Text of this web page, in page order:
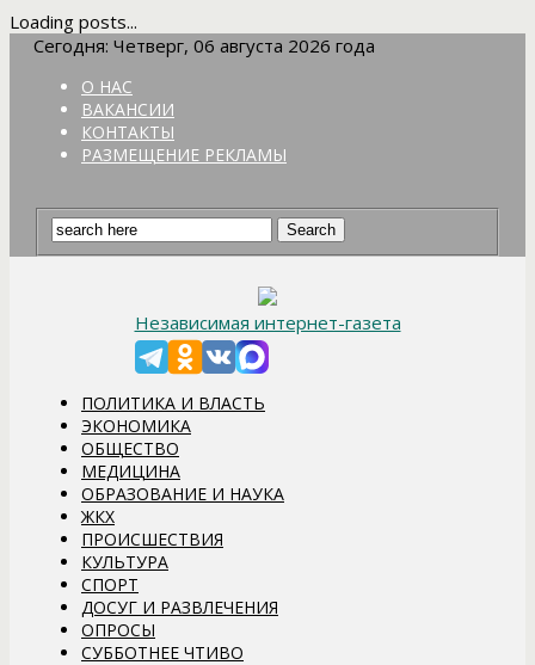
Loading posts...
Сегодня: Четверг, 06 августа 2026 года
О НАС
ВАКАНСИИ
КОНТАКТЫ
РАЗМЕЩЕНИЕ РЕКЛАМЫ
Независимая интернет-газета
ПОЛИТИКА И ВЛАСТЬ
ЭКОНОМИКА
ОБЩЕСТВО
МЕДИЦИНА
ОБРАЗОВАНИЕ И НАУКА
ЖКХ
ПРОИСШЕСТВИЯ
КУЛЬТУРА
СПОРТ
ДОСУГ И РАЗВЛЕЧЕНИЯ
ОПРОСЫ
СУББОТНЕЕ ЧТИВО